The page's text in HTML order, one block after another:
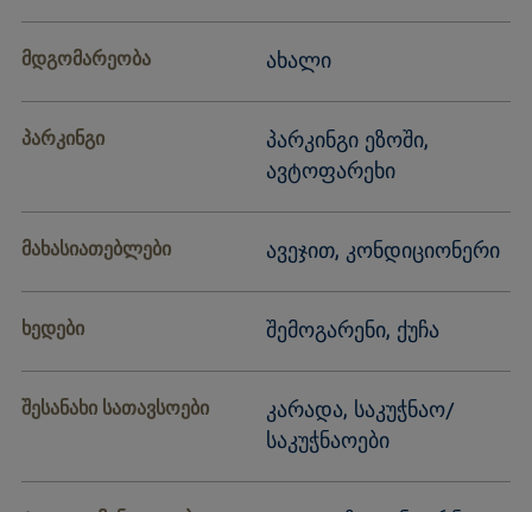
მდგომარეობა ახალი
პარკინგი
პარკინგი ეზოში,
ავტოფარეხი
მახასიათებლები ავეჯით, კონდიციონერი
ხედები შემოგარენი, ქუჩა
შესანახი სათავსოები
კარადა, საკუჭნაო/
საკუჭნაოები